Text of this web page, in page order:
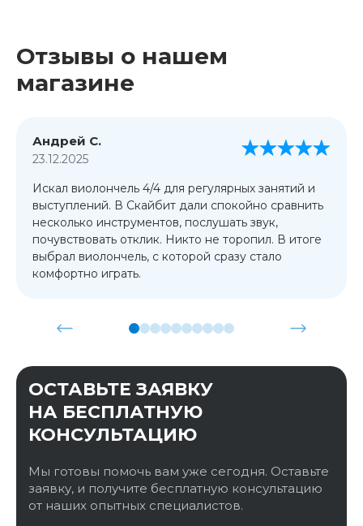
Отзывы о нашем
магазине
Андрей С.
23.12.2025
Искал виолончель 4/4 для регулярных занятий и
выступлений. В Скайбит дали спокойно сравнить
несколько инструментов, послушать звук,
почувствовать отклик. Никто не торопил. В итоге
выбрал виолончель, с которой сразу стало
комфортно играть.
ОСТАВЬТЕ ЗАЯВКУ
НА БЕСПЛАТНУЮ
КОНСУЛЬТАЦИЮ
Мы готовы помочь вам уже сегодня. Оставьте
заявку, и получите бесплатную консультацию
от наших опытных специалистов.